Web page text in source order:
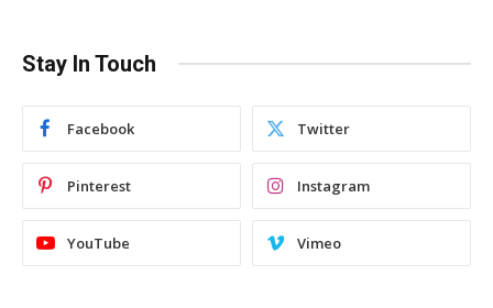
Stay In Touch
Facebook Twitter
Pinterest Instagram
YouTube Vimeo